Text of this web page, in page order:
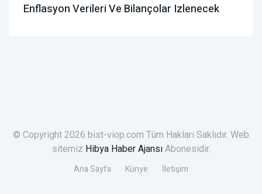
Enflasyon Verileri Ve Bilançolar Izlenecek
© Copyright 2026 bist-viop.com Tüm Hakları Saklıdır. Web
sitemiz Hibya Haber AjansıAbonesidir.
Ana Sayfa Künye İletişim